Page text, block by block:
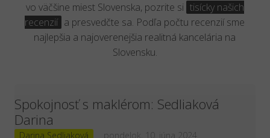
vo väčšine miest Slovenska, pozrite si tisícky našich
recenzií a presvedčte sa. Podľa počtu recenzií sme
najlepšia a najoverenejšia realitná kancelária na
Slovensku.
Spokojnosť s maklérom: Sedliaková
Darina
Darina Sedliaková pondelok, 10. júna 2024